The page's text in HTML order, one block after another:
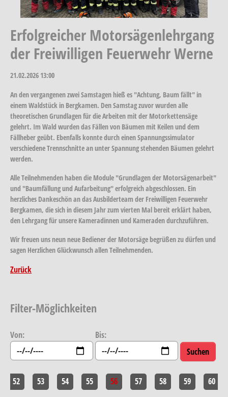
Erfolgreicher Motorsägenlehrgang
der Freiwilligen Feuerwehr Werne
21.02.2026 13:00
An den vergangenen zwei Samstagen hieß es "Achtung, Baum fällt" in
einem Waldstück in Bergkamen. Den Samstag zuvor wurden alle
theoretischen Grundlagen für die Arbeiten mit der Motorkettensäge
gelehrt. Im Wald wurden das Fällen von Bäumen mit Keilen und dem
Fällheber geübt. Ebenfalls konnte durch einen Spannungssimulator
verschiedene Trennschnitte an unter Spannung stehenden Bäumen gelehrt
werden.
Alle Teilnehmenden haben die Module "Grundlagen der Motorsägenarbeit"
und "Baumfällung und Aufarbeitung" erfolgreich abgeschlossen. Ein
herzliches Dankeschön an das Ausbilderteam der Freiwilligen Feuerwehr
Bergkamen, die sich in diesem Jahr zum vierten Mal bereit erklärt haben,
den Lehrgang für unsere Kameradinnen und Kameraden durchzuführen.
Wir freuen uns neun neue Bediener der Motorsäge begrüßen zu dürfen und
sagen Herzlichen Glückwunsch allen Teilnehmenden.
Zurück
Filter-Möglichkeiten
Von: Bis:
52 53 54 55 56 57 58 59 60